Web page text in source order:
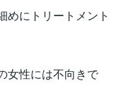
めにトリートメント
女性には不向きで